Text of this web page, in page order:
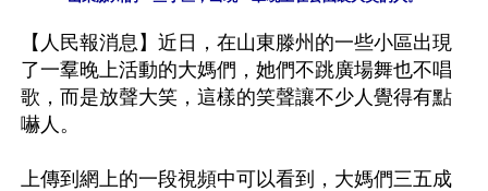
【人民報消息】近日，在山東滕州的一些小區出現
了一羣晚上活動的大媽們，她們不跳廣場舞也不唱
歌，而是放聲大笑，這樣的笑聲讓不少人覺得有點
嚇人。
上傳到網上的一段視頻中可以看到，大媽們三五成